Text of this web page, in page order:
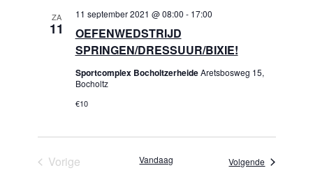
datum.
ZA
11
OEFENWEDSTRIJD
SPRINGEN/DRESSUUR/BIXIE!
11 september 2021 @ 08:00 - 17:00
Sportcomplex BocholtzerheideAretsbosweg 15,
Bocholtz
€10
Vorige
Vandaag Volgende